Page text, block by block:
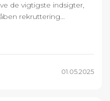
de vigtigste indsigter,
rekruttering...
01.05.2025